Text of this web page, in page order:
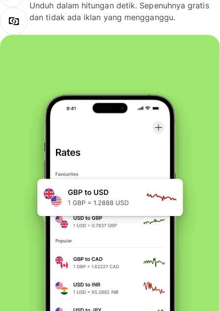
Unduh dalam hitungan detik. Sepenuhnya gratis
dan tidak ada iklan yang mengganggu.